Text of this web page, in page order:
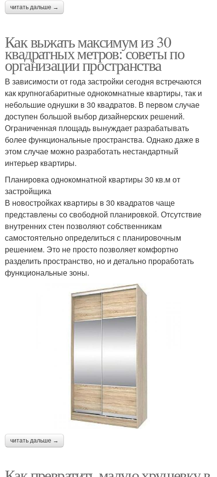
читать дальше →
Как выжать максимум из 30
квадратных метров: советы по
организации пространства
В зависимости от года застройки сегодня встречаются
как крупногабаритные однокомнатные квартиры, так и
небольшие однушки в 30 квадратов. В первом случае
доступен большой выбор дизайнерских решений.
Ограниченная площадь вынуждает разрабатывать
более функциональные пространства. Однако даже в
этом случае можно разработать нестандартный
интерьер квартиры.
Планировка однокомнатной квартиры 30 кв.м от
застройщика
В новостройках квартиры в 30 квадратов чаще
представлены со свободной планировкой. Отсутствие
внутренних стен позволяют собственникам
самостоятельно определиться с планировочным
решением. Это не просто позволяет комфортно
разделить пространство, но и детально проработать
функциональные зоны.
читать дальше →